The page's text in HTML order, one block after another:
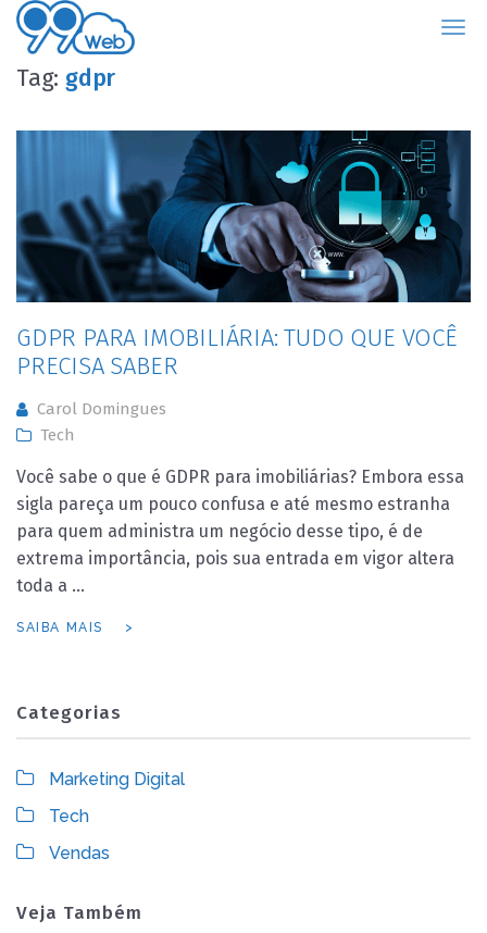
Tag: gdpr
GDPR PARA IMOBILIÁRIA: TUDO QUE VOCÊ
PRECISA SABER
Carol Domingues
Tech
Você sabe o que é GDPR para imobiliárias? Embora essa
sigla pareça um pouco confusa e até mesmo estranha
para quem administra um negócio desse tipo, é de
extrema importância, pois sua entrada em vigor altera
toda a …
SAIBA MAIS
Categorias
Marketing Digital
Tech
Vendas
Veja Também